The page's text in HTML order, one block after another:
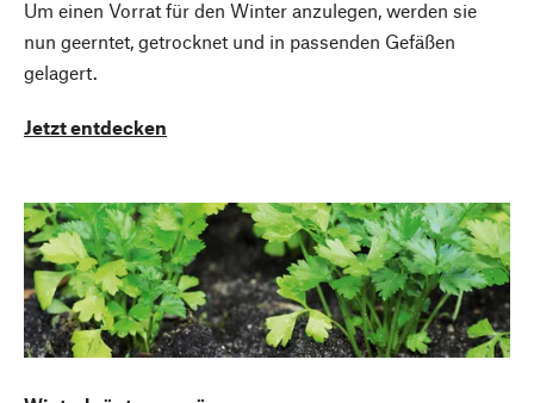
Um einen Vorrat für den Winter anzulegen, werden sie
nun geerntet, getrocknet und in passenden Gefäßen
gelagert.
Jetzt entdecken